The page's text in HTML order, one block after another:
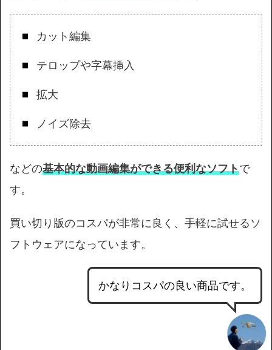
カット編集
テロップや字幕挿入
拡大
ノイズ除去
などの基本的な動画編集ができる便利なソフトで
す。
買い切り版のコスパが非常に良く、手軽に試せるソ
フトウェアになっています。
かなりコスパの良い商品です。